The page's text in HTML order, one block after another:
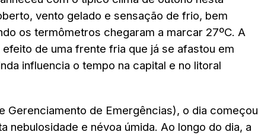
vento gelado e sensação de frio, bem
os termômetros chegaram a marcar 27ºC. A
de uma frente fria que já se afastou em
influencia o tempo na capital e no litoral
Gerenciamento de Emergências), o dia começou
nebulosidade e névoa úmida. Ao longo do dia, a